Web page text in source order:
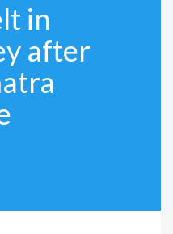
in
after